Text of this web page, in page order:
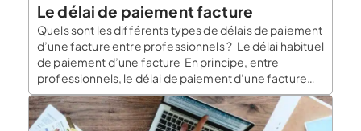
Le délai de paiement facture
Quels sont les différents types de délais de paiement
d’une facture entre professionnels ? Le délai habituel
de paiement d’une facture En principe, entre
professionnels, le délai de paiement d’une facture
est fixé au 30e jour suivant la réception des
marchandises ou de l’exécution de la prestation.
Ainsi, si aucune mention ne fait référence […]